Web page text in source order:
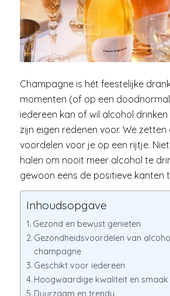
Champagne is hét feestelijke
momenten (of op een
iedereen kan of wil alcohol
zijn eigen redenen voor. We
voordelen voor je op een rijtje.
halen om nooit meer alcohol te
gewoon eens de positieve kanten
Inhoudsopgave
Gezond en bewust genieten
Gezondheidsvoordelen van
champagne
Geschikt voor iedereen
Hoogwaardige kwaliteit en smaak
Duurzaam en trendy